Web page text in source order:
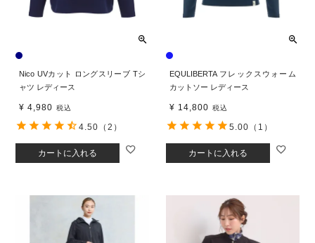
Nico UVカット ロングスリーブ Tシ
ャツ レディース
¥ 4,980 税込
カートに入れる
4.50 （2）
EQULIBERTA フレックスウォーム
カットソー レディース
¥ 14,800 税込
カートに入れる
5.00 （1）